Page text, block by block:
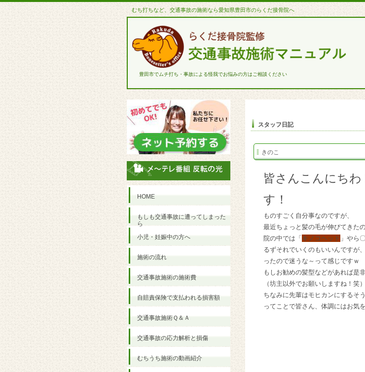
むち打ちなど、交通事故の施術なら愛知県豊田市のらくだ接骨院へ
豊田市でムチ打ち・事故による怪我でお悩みの方はご相談ください
スタッフ日記
きのこ
皆さんこんにち
す！
ものすごく自分事なのですが、
最近ちょっと髪の毛が伸びてきた
院の中では「 キノコヘッド 」やら
るずそれでいくのもいいんですが
ったので迷うな～って感じですｗ
もしお勧めの髪型などがあれば是
（坊主以外でお願いしますね！笑）
ちなみに先輩はモヒカンにするそう
ってことで皆さん、体調にはお気
HOME
もしも交通事故に遭ってしまった
ら
小児・妊娠中の方へ
施術の流れ
交通事故施術の施術費
自賠責保険で支払われる損害額
交通事故施術Ｑ＆Ａ
交通事故の応力解析と損傷
むちうち施術の動画紹介